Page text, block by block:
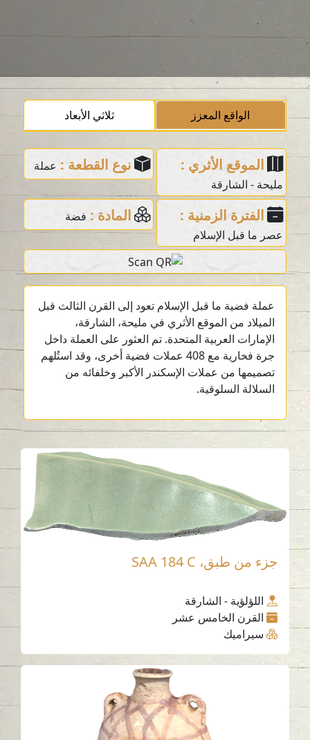
الواقع المعزز ثلاثي الأبعاد
الموقع الأثري :
مليحة - الشارقة
نوع القطعة : عملة
الفترة الزمنية :
عصر ما قبل الإسلام
المادة : فضة
عملة فضية ما قبل الإسلام تعود إلى القرن الثالث قبل
الميلاد من الموقع الأثري في مليحة، الشارقة،
الإمارات العربية المتحدة. تم العثور على العملة داخل
جرة فخارية مع 408 عملات فضية أخرى، وقد استُلهم
تصميمها من عملات الإسكندر الأكبر وخلفائه من
السلالة السلوقية.
جزء من طبق، SAA 184 C
اللؤلؤية - الشارقة
القرن الخامس عشر
سيراميك